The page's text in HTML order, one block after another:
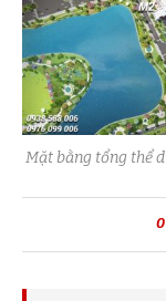
Mặt bằng tổng thể
0